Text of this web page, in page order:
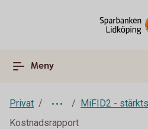
Meny
Privat
MiFID2 -
Kostnadsrapport